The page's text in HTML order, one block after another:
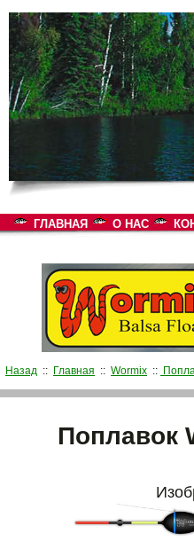
ГЛАВНАЯ О НАС
Назад :: Главная :: Wormix ::
Поплавок